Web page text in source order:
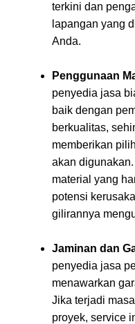
terkini dan
lapangan yang
Anda.
Penggunaan
penyedia jasa
baik dengan
berkualitas,
memberikan
akan
material yang
potensi
gilirannya
Jaminan dan
penyedia jasa
menawarkan
Jika terjadi
proyek, service